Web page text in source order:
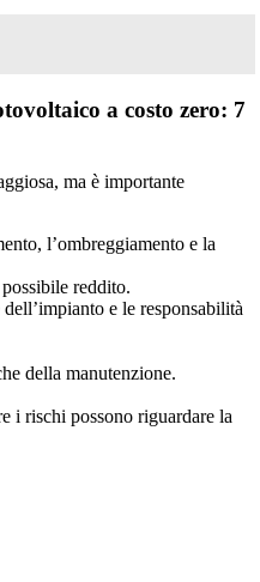
a costo zero: 7
ma è importante
l’ombreggiamento e la
reddito.
e le responsabilità
della manutenzione.
i rischi possono riguardare la